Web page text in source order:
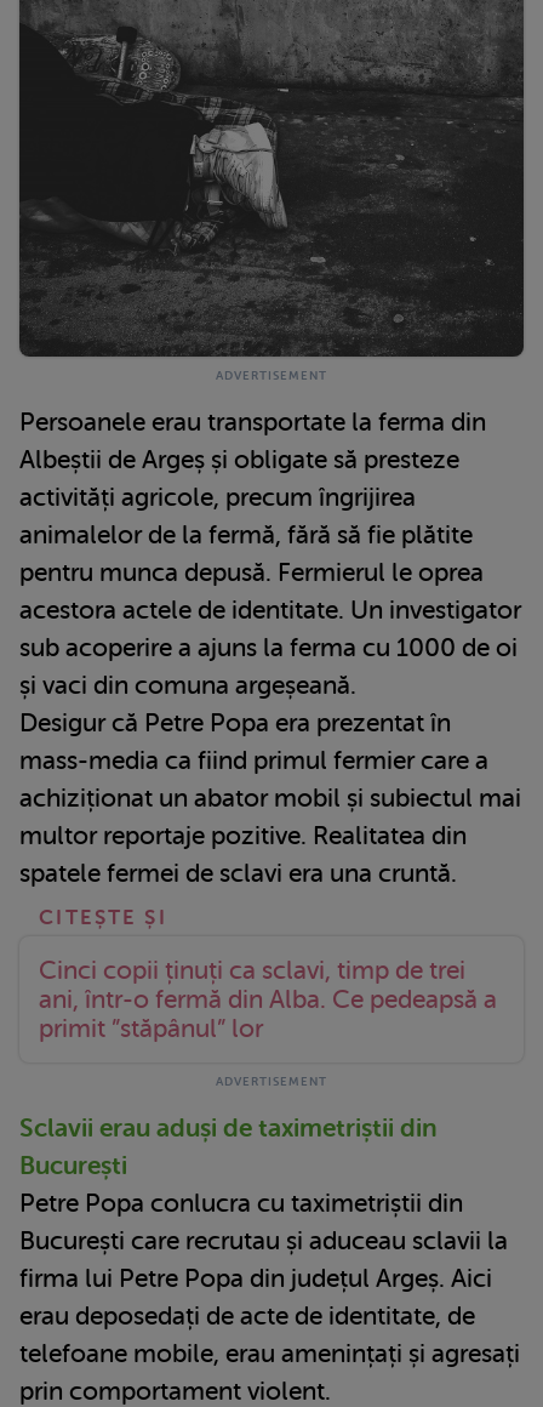
Persoanele erau transportate la ferma din
Albeștii de Argeș și obligate să presteze
activități agricole, precum îngrijirea
animalelor de la fermă, fără să fie plătite
pentru munca depusă. Fermierul le oprea
acestora actele de identitate. Un investigator
sub acoperire a ajuns la ferma cu 1000 de oi
și vaci din comuna argeșeană.
Desigur că Petre Popa era prezentat în
mass-media ca fiind primul fermier care a
achiziționat un abator mobil și subiectul mai
multor reportaje pozitive. Realitatea din
spatele fermei de sclavi era una cruntă.
Cinci copii ținuți ca sclavi, timp de trei
ani, într-o fermă din Alba. Ce pedeapsă a
primit ”stăpânul” lor
Sclavii erau aduși de taximetriștii din
București
Petre Popa conlucra cu taximetriștii din
București care recrutau și aduceau sclavii la
firma lui Petre Popa din județul Argeș. Aici
erau deposedați de acte de identitate, de
telefoane mobile, erau amenințați și agresați
prin comportament violent.